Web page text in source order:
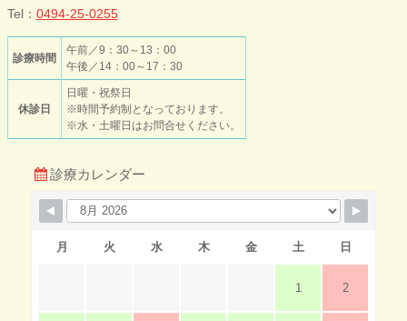
Tel： 0494-25-0255
診療時間
午前／9：30～13：00
午後／14：00～17：30
休診日
日曜・祝祭日
※時間予約制となっております。
※水・土曜日はお問合せください。
診療カレンダー
月 火 水 木 金 土 日
1 2